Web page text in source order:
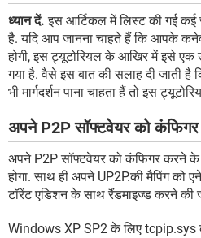
ध्यान दें. इस आर्टिकल में लिस्ट की गई
है. यदि आप जानना चाहते हैं कि आपके
होगी, इस ट्यूटोरियल के आखिर में इसे
गया है. वैसे इस बात की सलाह दी जाती
भी मार्गदर्शन पाना चाहता हैं तो इस
अपने P2P सॉफ्टवेयर को
अपने P2P सॉफ्टवेयर को कंफिगर करने के
होगा. साथ ही अपने UP2P.की मैपिंग को
टॉरेंट एडिशन के साथ रैंडमाइज्ड करने की
Windows XP SP2 के लिए